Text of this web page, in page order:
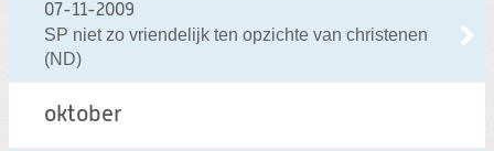
07-11-2009
SP niet zo vriendelijk ten opzichte van christenen
(ND)
oktober